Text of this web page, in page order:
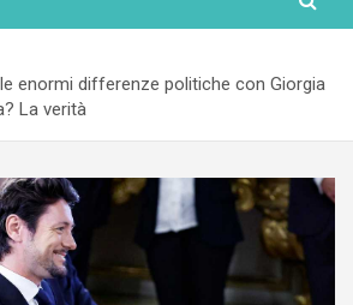
enormi differenze politiche con Giorgia
La verità